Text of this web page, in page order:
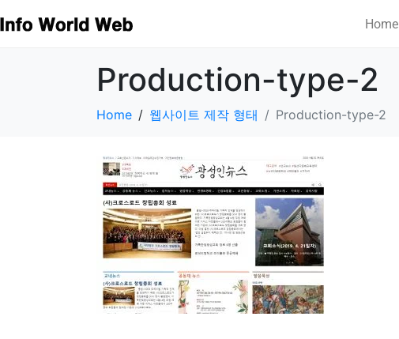
Home
Production-type-2
Home 웹사이트 제작 형태 Production-type-2